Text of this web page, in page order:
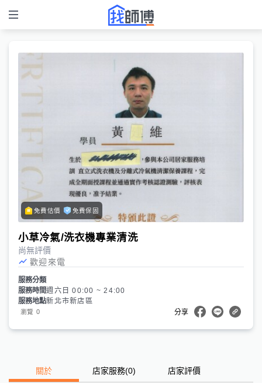
免費估價 免費保固
小草冷氣/洗衣機專業清洗
尚無評價
歡迎來電
服務分類
服務時間週六日 00:00 ~ 24:00
服務地點新北市新店區
瀏覽 0 分享
關於 店家服務(0) 店家評價